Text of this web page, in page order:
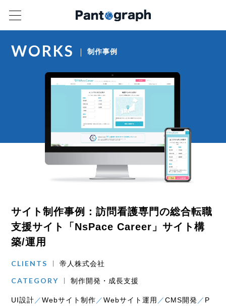
WORKS 制作事例
サイト制作事例：訪問看護専門の総合転職
支援サイト「NsPace Career」サイト構
築/運用
CLIENTS 帝人株式会社
CATEGORY 制作開発・成長支援
UI設計 Webサイト制作 Webサイト運用 CMS開発
P